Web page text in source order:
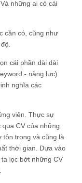
những ai có cái
cần có, cũng như
cái phần dài dài
- năng lực)
nghĩa các
viên. Thực sự
CV của những
trọng và cũng là
thời gian. Dựa vào
lọc bớt những CV